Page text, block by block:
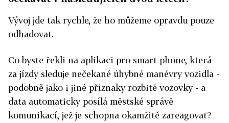
Vývoj jde tak rychle, že ho můžeme opravdu pouze
odhadovat.
Co byste řekli na aplikaci pro smart phone, která
za jízdy sleduje nečekané úhybné manévry vozidla -
podobně jako i jiné příznaky rozbité vozovky - a
data automaticky posílá městské správě
komunikací, jež je schopna okamžitě zareagovat?